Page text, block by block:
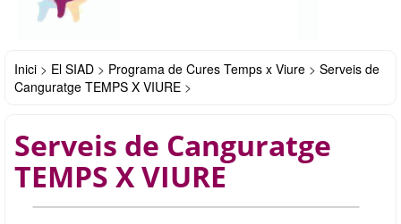
Inici > El SIAD > Programa de Cures Temps x Viure > Serveis de
Canguratge TEMPS X VIURE >
Serveis de Canguratge
TEMPS X VIURE